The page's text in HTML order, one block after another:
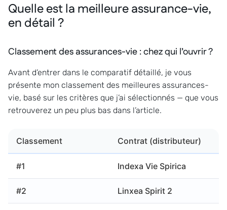
Quelle est la meilleure assurance-vie,
en détail ?
Classement des assurances-vie : chez qui l’ouvrir ?
Avant d’entrer dans le comparatif détaillé, je vous
présente mon classement des meilleures assurances-
vie, basé sur les critères que j’ai sélectionnés — que vous
retrouverez un peu plus bas dans l’article.
Classement Contrat (distributeur)
#1 Indexa Vie Spirica
#2 Linxea Spirit 2